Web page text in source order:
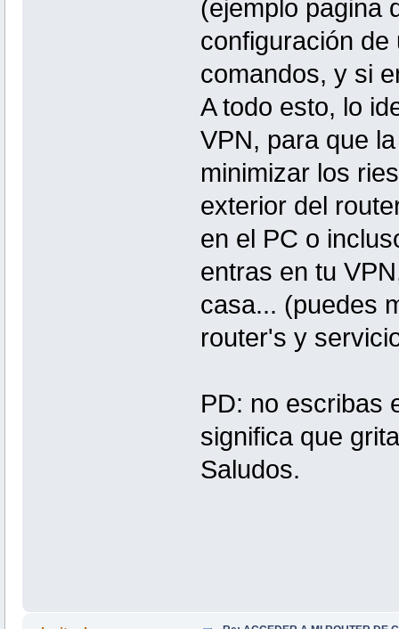
(ejemplo pagina
configuración
comandos, y si
A todo esto, lo
VPN, para que
minimizar los
exterior del
en el PC o
entras en tu
casa... (puedes
router's y
PD: no escribas
significa que
Saludos.